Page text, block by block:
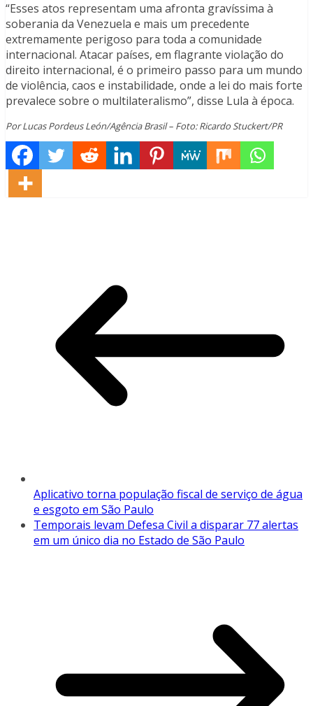
“Esses atos representam uma afronta gravíssima à
soberania da Venezuela e mais um precedente
extremamente perigoso para toda a comunidade
internacional. Atacar países, em flagrante violação do
direito internacional, é o primeiro passo para um mundo
de violência, caos e instabilidade, onde a lei do mais forte
prevalece sobre o multilateralismo”, disse Lula à época.
Por Lucas Pordeus León/Agência Brasil – Foto: Ricardo Stuckert/PR
Aplicativo torna população fiscal de serviço de água
e esgoto em São Paulo
Temporais levam Defesa Civil a disparar 77 alertas
em um único dia no Estado de São Paulo